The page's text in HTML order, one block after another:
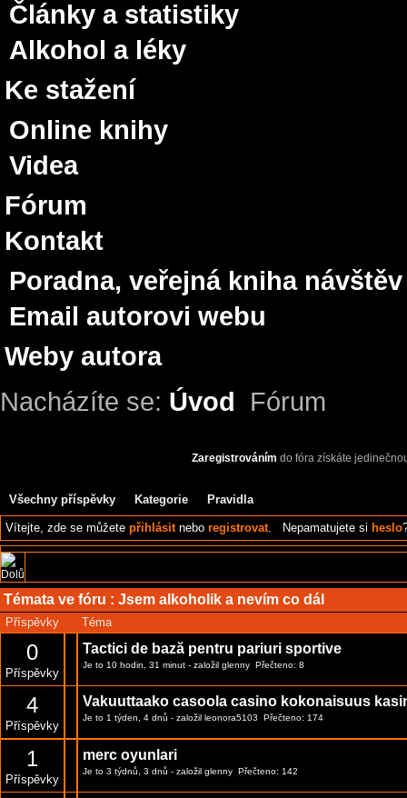
Články a statistiky
Alkohol a léky
Ke stažení
Online knihy
Videa
Fórum
Kontakt
Poradna, veřejná kniha návštěv
Email autorovi webu
Weby autora
Nacházíte se: Úvod Fórum
Zaregistrováním do fóra získáte
Všechny příspěvky Kategorie Pravidla
Vítejte, zde se můžete přihlásitnebo registrovat. Nepamatujete si heslo
Témata ve fóru : Jsem alkoholik a nevím co dál
Příspěvky Téma
0
Příspěvky
Tactici de bază pentru pariuri sportive
Je to 10 hodin, 31 minut - založil glenny Přečteno: 8
4
Příspěvky
Vakuuttaako casoola casino kokonaisuus
Je to 1 týden, 4 dnů - založil leonora5103 Přečteno: 174
1
Příspěvky
merc oyunlari
Je to 3 týdnů, 3 dnů - založil glenny Přečteno: 142